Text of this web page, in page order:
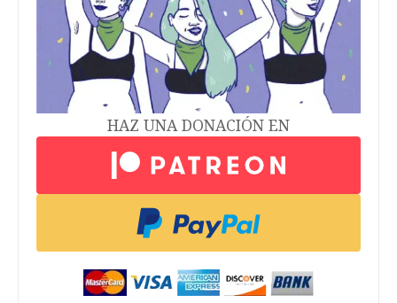
HAZ UNA DONACIÓN EN